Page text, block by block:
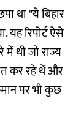
था "ये बिहार
यह रिपोर्ट ऐसे
में थी जो राज्य
कर रहे थें और
पर भी कुछ